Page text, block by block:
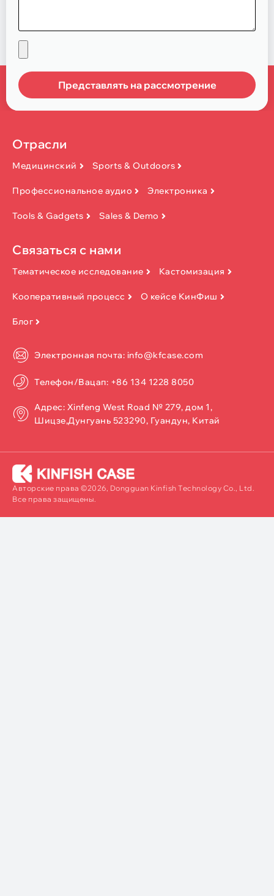
Представлять на рассмотрение
Отрасли
Медицинский Sports & Outdoors
Профессиональное аудио Электроника
Tools & Gadgets Sales & Demo
Связаться с нами
Тематическое исследование Кастомизация
Кооперативный процесс О кейсе КинФиш
Блог
Электронная почта: info@kfcase.com
Телефон/Вацап: +86 134 1228 8050
Адрес: Xinfeng West Road № 279, дом 1,
Шицзе,Дунгуань 523290, Гуандун, Китай
Авторские права ©2026, Dongguan Kinfish Technology Co., Ltd.
Все права защищены.